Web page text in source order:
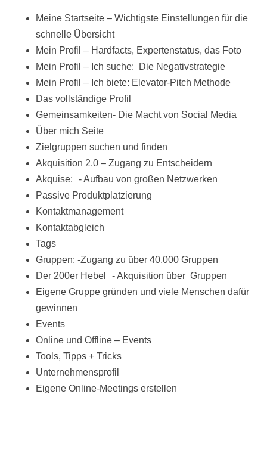
Meine Startseite – Wichtigste Einstellungen für die
schnelle Übersicht
Mein Profil – Hardfacts, Expertenstatus, das Foto
Mein Profil – Ich suche: Die Negativstrategie
Mein Profil – Ich biete: Elevator-Pitch Methode
Das vollständige Profil
Gemeinsamkeiten- Die Macht von Social Media
Über mich Seite
Zielgruppen suchen und finden
Akquisition 2.0 – Zugang zu Entscheidern
Akquise: - Aufbau von großen Netzwerken
Passive Produktplatzierung
Kontaktmanagement
Kontaktabgleich
Tags
Gruppen: -Zugang zu über 40.000 Gruppen
Der 200er Hebel - Akquisition über Gruppen
Eigene Gruppe gründen und viele Menschen dafür
gewinnen
Events
Online und Offline – Events
Tools, Tipps + Tricks
Unternehmensprofil
Eigene Online-Meetings erstellen